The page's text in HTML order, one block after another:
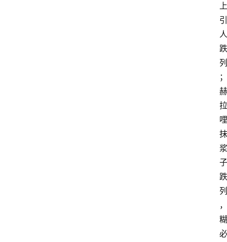
上
引
人
跌
列
；
赫
拉
哩
抹
浆
子
跌
列
，
糊
必